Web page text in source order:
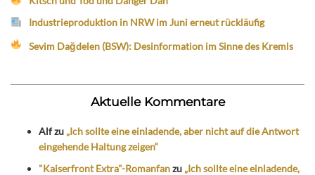
Industrieproduktion in NRW im Juni erneut rückläufig
Sevim Dağdelen (BSW): Desinformation im Sinne des Kremls
Aktuelle Kommentare
Alfzu „Ich sollte eine einladende, aber nicht auf die Antwort
eingehende Haltung zeigen“
"Kaiserfront Extra"-Romanfanzu „Ich sollte eine einladende,